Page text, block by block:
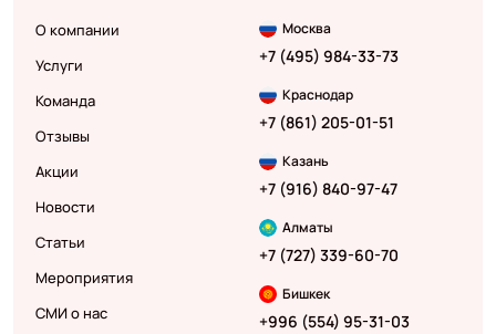
О компании
Услуги
Команда
Отзывы
Акции
Новости
Статьи
Мероприятия
СМИ о нас
Москва
+7 (495) 984-33-73
Краснодар
+7 (861) 205-01-51
Казань
+7 (916) 840-97-47
Алматы
+7 (727) 339-60-70
Бишкек
+996 (554) 95-31-03